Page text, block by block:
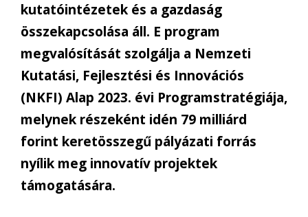
kutatóintézetek és a gazdaság
összekapcsolása áll. E program
megvalósítását szolgálja a Nemzeti
Kutatási, Fejlesztési és Innovációs
(NKFI) Alap 2023. évi Programstratégiája,
melynek részeként idén 79 milliárd
forint keretösszegű pályázati forrás
nyílik meg innovatív projektek
támogatására.